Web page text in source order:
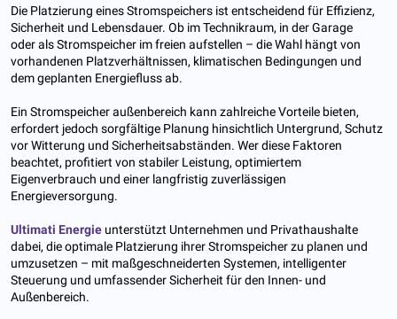
Die Platzierung eines Stromspeichers ist entscheidend für Effizienz,
Sicherheit und Lebensdauer. Ob im Technikraum, in der Garage
oder als Stromspeicher im freien aufstellen – die Wahl hängt von
vorhandenen Platzverhältnissen, klimatischen Bedingungen und
dem geplanten Energiefluss ab.
Ein Stromspeicher außenbereich kann zahlreiche Vorteile bieten,
erfordert jedoch sorgfältige Planung hinsichtlich Untergrund, Schutz
vor Witterung und Sicherheitsabständen. Wer diese Faktoren
beachtet, profitiert von stabiler Leistung, optimiertem
Eigenverbrauch und einer langfristig zuverlässigen
Energieversorgung.
Ultimati Energie unterstützt Unternehmen und Privathaushalte
dabei, die optimale Platzierung ihrer Stromspeicher zu planen und
umzusetzen – mit maßgeschneiderten Systemen, intelligenter
Steuerung und umfassender Sicherheit für den Innen- und
Außenbereich.